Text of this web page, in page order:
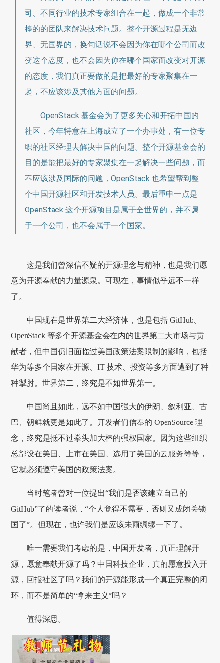
司、不同行业的技术专家组合在一起，做成一个非常
棒的的团队来解决技术问题。整个开源过程是无边
界、无国界的，换句话说不会因为你在哪个公司而改
变这个态度，也不会因为你在哪个国家而改变对开源
的态度，我们真正要做的是把最好的专家聚集在一
起，不应该涉及其他方面的问题。
OpenStack 基金会为了更多关心和开拓中国的
社区，今年特意在上海成立了一个办事处，有一位专
职的社区经理去解决中国的问题。整个开源基金会的
目的是能把最好的专家聚集在一起解决一些问题，而
不应该涉及国际的问题，OpenStack 也希望帮到整
个中国开源社区和开发技术人员。最后重申一点是
OpenStack 这个开源项目是属于全世界的，并不属
于一个公司，也不会属于一个国家。
这是我们曾深信不疑的开源理念与精神，也是我们愿
意为开源奉献的力量源泉。可现在，事情似乎远不一样
了。
中国现在是世界第二大经济体，也是包括 GitHub、
OpenStack 等多个开源基金会在内的世界第二大市场与贡
献者，但中国仍旧面临过美国政策法案限制的影响，包括
华为等多个国家在开源、IT 技术、投资等多方面遭到了种
种掣肘。世界第二，终究是不如世界第一。
中国尚且如此，远不如中国强大的伊朗、叙利亚、古
巴、朝鲜就更是如此了。开发者们信奉的 OpenSource 理
念，终究是抵不过拳头加大棒的强权国家。因为这些组织
总部设在美国、上市在美国、选用了美国的云服务等等，
它就必须遵守美国的政策法案。
当时笔者曾对一位提出“我们是否该建立自己的
GitHub”了的读者说，“个人觉得不需要，否则又成闭关锁
国了”。但现在，也许我们是应该未雨绸缪一下了。
唯一需要我们考虑的是，中国开发者，真正理解开
源，愿意奉献开源了吗？中国科技企业，真的愿意投入开
源，回报社区了吗？我们的开源能形成一个真正完整的闭
环，而不是简单的“拿来主义”吗？
值得深思。